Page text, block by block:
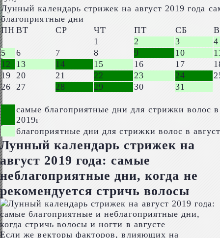
Лунный календарь стрижек на август 2019 года
благоприятные дни
ПН ВТ СР ЧТ ПТ СБ
1
2 3
4
5
6 7 8 9 10
12
13 14 15 16 17
19 20 21 22 23 24
26 27 28 29 30 31
самые благоприятные дни для стрижки волос в
2019г
благоприятные дни для стрижки волос в
Лунный календарь стрижек на
август 2019 года: самые
неблагоприятные дни, когда не
рекомендуется стричь волосы
Если же векторы факторов, влияющих на